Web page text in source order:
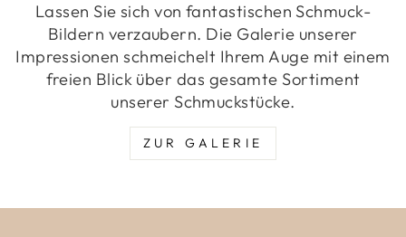
Lassen Sie sich von fantastischen Schmuck-
Bildern verzaubern. Die Galerie unserer
Impressionen schmeichelt Ihrem Auge mit einem
freien Blick über das gesamte Sortiment
unserer Schmuckstücke.
ZUR GALERIE